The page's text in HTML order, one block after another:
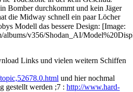
Bomber durchkommt und kein Jäger
die Midway schnell ein paar Löcher
Modell das bessere Design: [Image:
albums/v356/Shodan_AI/
Links und vielen weitern Schiffen
und hier nochmal
gestellt werden ;7 : http://www.hard-